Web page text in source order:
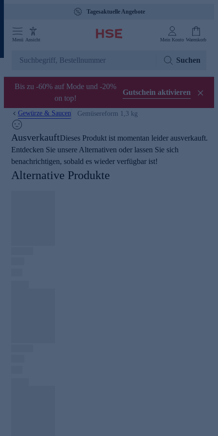
Tagesaktuelle Angebote
Menü Ansicht Mein Konto Warenkorb
Suchen
Bis zu -60% auf Mode und -20%
on top!
Gutschein aktivieren
Gewürze & Saucen Gemüsereform 1,3 kg
AusverkauftDieses Produkt ist momentan leider ausverkauft.
Entdecken Sie unsere Alternativen oder lassen Sie sich
benachrichtigen, sobald es wieder verfügbar ist!
Alternative Produkte